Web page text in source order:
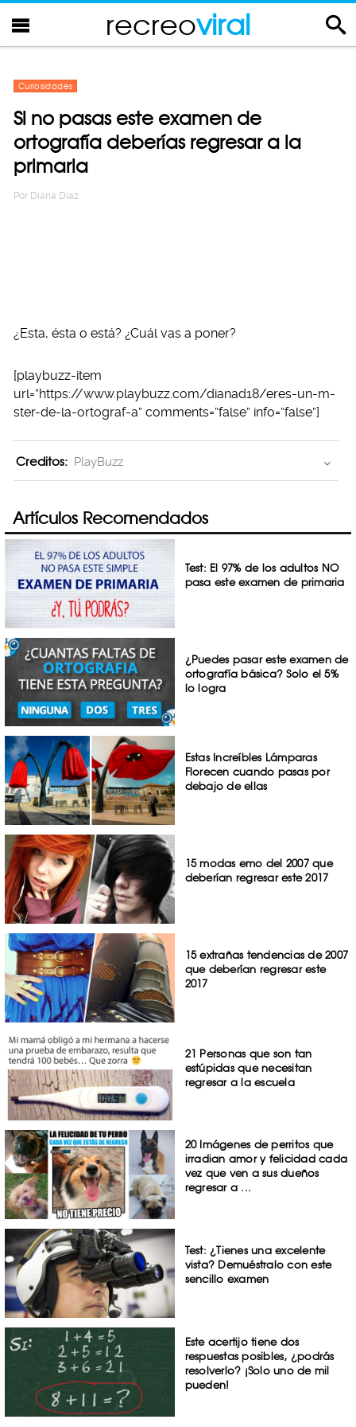
recreoviral
Curiosidades
Si no pasas este examen de
ortografía deberías regresar a la
primaria
Por Diana Diaz
¿Esta, ésta o está? ¿Cuál vas a poner?
[playbuzz-item
url=”https://www.playbuzz.com/dianad18/eres-un-m-
ster-de-la-ortograf-a” comments=”false” info=”false”]
Creditos: PlayBuzz
Artículos Recomendados
Test: El 97% de los adultos NO
pasa este examen de primaria
¿Puedes pasar este examen de
ortografía básica? Solo el 5%
lo logra
Estas Increíbles Lámparas
Florecen cuando pasas por
debajo de ellas
15 modas emo del 2007 que
deberían regresar este 2017
15 extrañas tendencias de 2007
que deberían regresar este
2017
21 Personas que son tan
estúpidas que necesitan
regresar a la escuela
20 Imágenes de perritos que
irradian amor y felicidad cada
vez que ven a sus dueños
regresar a ...
Test: ¿Tienes una excelente
vista? Demuéstralo con este
sencillo examen
Este acertijo tiene dos
respuestas posibles, ¿podrás
resolverlo? ¡Solo uno de mil
pueden!